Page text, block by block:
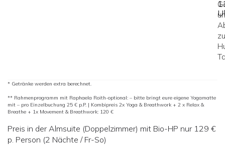
* Getränke werden extra berechnet.
** Rahmenprogramm mit Raphaela Roith-optional: – bitte bringt eure eigene Yogamatte
mit – pro Einzelbuchung 25 € p.P. | Kombipreis 2x Yoga & Breathwork + 2 x Relax &
Breathe + 1x Movement & Breathwork: 120 €
Preis in der Almsuite (Doppelzimmer) mit Bio-HP nur 129 €
p. Person (2 Nächte / Fr-So)